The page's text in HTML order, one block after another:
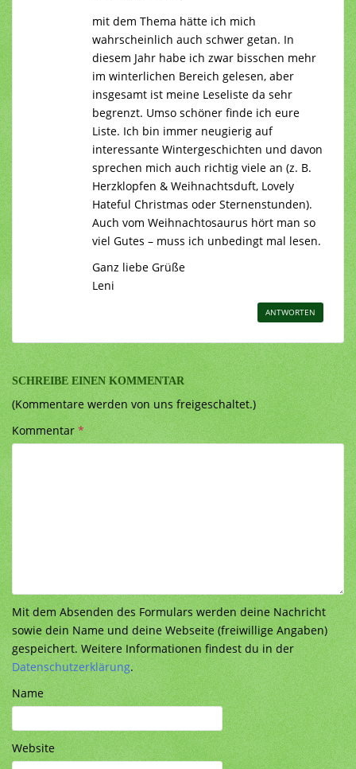
mit dem Thema hätte ich mich
wahrscheinlich auch schwer getan. In
diesem Jahr habe ich zwar bisschen mehr
im winterlichen Bereich gelesen, aber
insgesamt ist meine Leseliste da sehr
begrenzt. Umso schöner finde ich eure
Liste. Ich bin immer neugierig auf
interessante Wintergeschichten und davon
sprechen mich auch richtig viele an (z. B.
Herzklopfen & Weihnachtsduft, Lovely
Hateful Christmas oder Sternenstunden).
Auch vom Weihnachtosaurus hört man so
viel Gutes – muss ich unbedingt mal lesen.
Ganz liebe Grüße
Leni
ANTWORTEN
SCHREIBE EINEN KOMMENTAR
(Kommentare werden von uns freigeschaltet.)
Kommentar*
Mit dem Absenden des Formulars werden deine Nachricht
sowie dein Name und deine Webseite (freiwillige Angaben)
gespeichert. Weitere Informationen findest du in der
Datenschutzerklärung.
Name
Website